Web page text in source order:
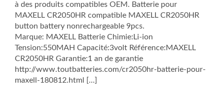
à des produits compatibles OEM. Batterie pour
MAXELL CR2050HR compatible MAXELL CR2050HR
button battery nonrechargeable 9pcs.
Marque: MAXELL Batterie Chimie:Li-ion
Tension:550MAH Capacité:3volt Référence:MAXELL
CR2050HR Garantie:1 an de garantie
http://www.toutbatteries.com/cr2050hr-batterie-pour-
maxell-180812.html […]